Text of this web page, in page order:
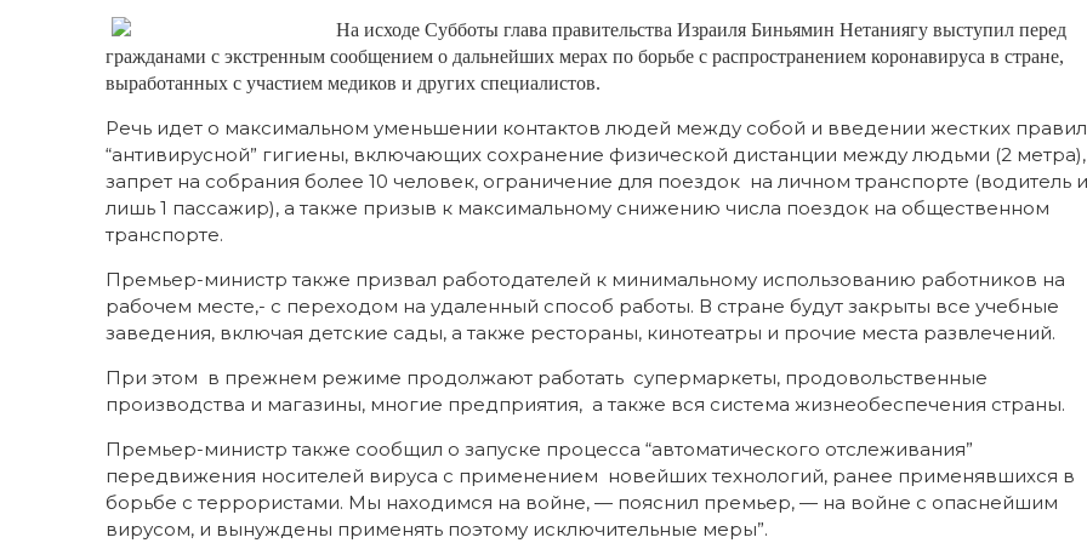
На исходе Субботы глава правительства Израиля Биньямин Нетаниягу выступил перед
гражданами с экстренным сообщением о дальнейших мерах по борьбе с распространением коронавируса в стране,
выработанных с участием медиков и других специалистов.
Речь идет о максимальном уменьшении контактов людей между собой и введении жестких правил
“антивирусной” гигиены, включающих сохранение физической дистанции между людьми (2 метра),
запрет на собрания более 10 человек, ограничение для поездок на личном транспорте (водитель и
лишь 1 пассажир), а также призыв к максимальному снижению числа поездок на общественном
транспорте.
Премьер-министр также призвал работодателей к минимальному использованию работников на
рабочем месте,- с переходом на удаленный способ работы. В стране будут закрыты все учебные
заведения, включая детские сады, а также рестораны, кинотеатры и прочие места развлечений.
При этом в прежнем режиме продолжают работать супермаркеты, продовольственные
производства и магазины, многие предприятия, а также вся система жизнеобеспечения страны.
Премьер-министр также сообщил о запуске процесса “автоматического отслеживания”
передвижения носителей вируса с применением новейших технологий, ранее применявшихся в
борьбе с террористами. Мы находимся на войне, — пояснил премьер, — на войне с опаснейшим
вирусом, и вынуждены применять поэтому исключительные меры”.